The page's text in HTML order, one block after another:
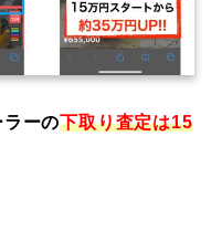
ラーの下取り査定は15